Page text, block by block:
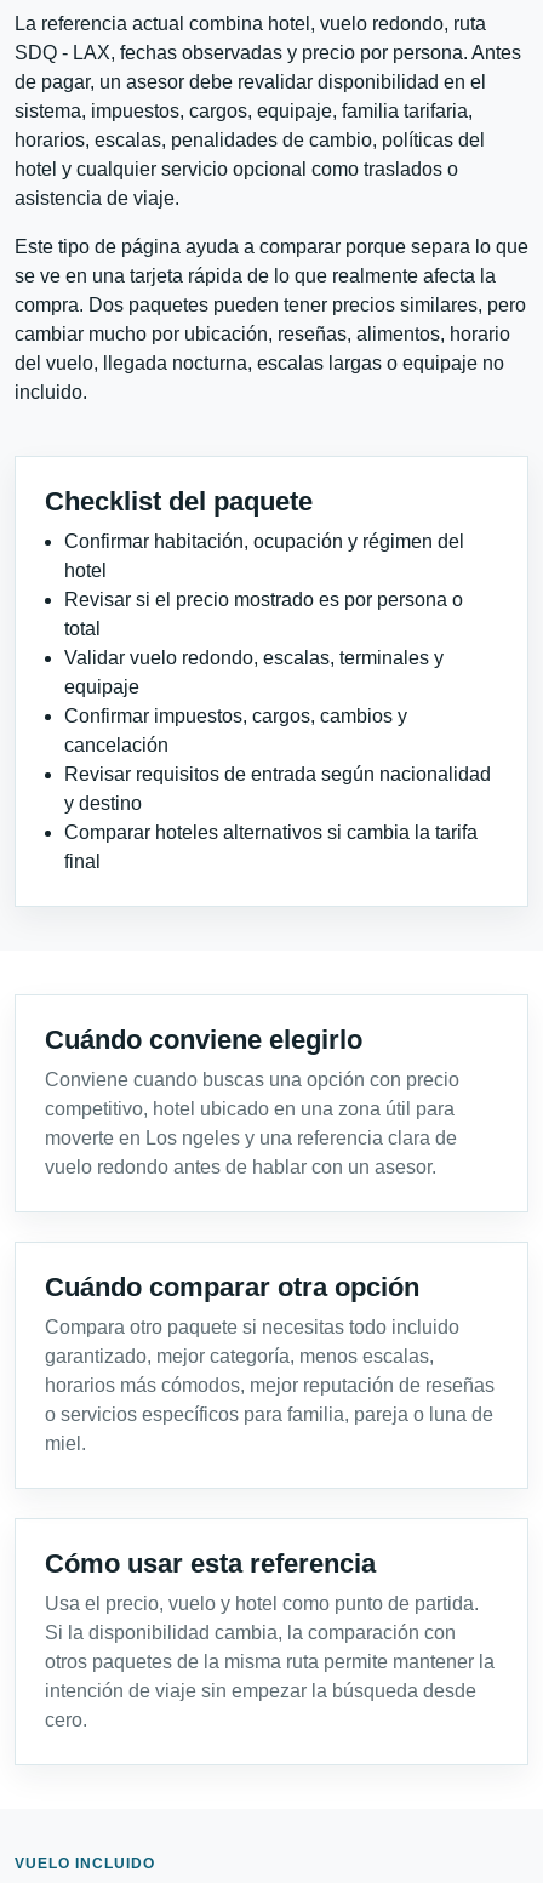
La referencia actual combina hotel, vuelo redondo, ruta
SDQ - LAX, fechas observadas y precio por persona. Antes
de pagar, un asesor debe revalidar disponibilidad en el
sistema, impuestos, cargos, equipaje, familia tarifaria,
horarios, escalas, penalidades de cambio, políticas del
hotel y cualquier servicio opcional como traslados o
asistencia de viaje.
Este tipo de página ayuda a comparar porque separa lo que
se ve en una tarjeta rápida de lo que realmente afecta la
compra. Dos paquetes pueden tener precios similares, pero
cambiar mucho por ubicación, reseñas, alimentos, horario
del vuelo, llegada nocturna, escalas largas o equipaje no
incluido.
Checklist del paquete
Confirmar habitación, ocupación y régimen del
hotel
Revisar si el precio mostrado es por persona o
total
Validar vuelo redondo, escalas, terminales y
equipaje
Confirmar impuestos, cargos, cambios y
cancelación
Revisar requisitos de entrada según nacionalidad
y destino
Comparar hoteles alternativos si cambia la tarifa
final
Cuándo conviene elegirlo
Conviene cuando buscas una opción con precio
competitivo, hotel ubicado en una zona útil para
moverte en Los ngeles y una referencia clara de
vuelo redondo antes de hablar con un asesor.
Cuándo comparar otra opción
Compara otro paquete si necesitas todo incluido
garantizado, mejor categoría, menos escalas,
horarios más cómodos, mejor reputación de reseñas
o servicios específicos para familia, pareja o luna de
miel.
Cómo usar esta referencia
Usa el precio, vuelo y hotel como punto de partida.
Si la disponibilidad cambia, la comparación con
otros paquetes de la misma ruta permite mantener la
intención de viaje sin empezar la búsqueda desde
cero.
VUELO INCLUIDO